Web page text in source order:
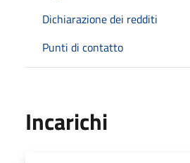
Dichiarazione dei redditi
Punti di contatto
Incarichi